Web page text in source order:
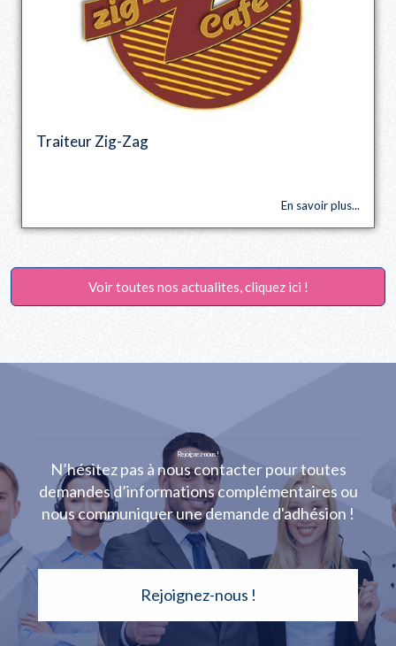
Traiteur Zig-Zag
En savoir plus...
Voir toutes nos actualites, cliquez ici !
Rejoignez-nous !
N’hésitez pas à nous contacter pour toutes
demandes d’informations complémentaires ou
nous communiquer une demande d'adhésion !
Rejoignez-nous !